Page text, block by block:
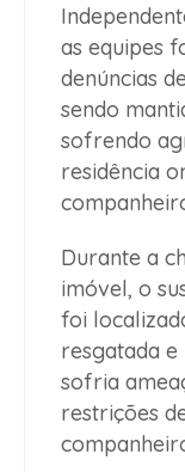
as equipes
denúncias
sendo
sofrendo
residência
Durante a
imóvel, o
foi
resgatada
sofria
restrições